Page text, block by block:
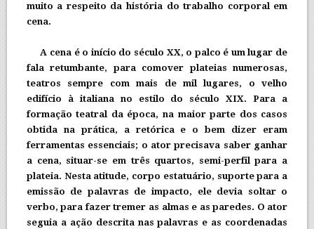
muito a respeito da história do trabalho corporal em
cena.
A cena é o início do século XX, o palco é um lugar de
fala retumbante, para comover plateias numerosas,
teatros sempre com mais de mil lugares, o velho
edifício à italiana no estilo do século XIX. Para a
formação teatral da época, na maior parte dos casos
obtida na prática, a retórica e o bem dizer eram
ferramentas essenciais; o ator precisava saber ganhar
a cena, situar-se em três quartos, semi-perfil para a
plateia. Nesta atitude, corpo estatuário, suporte para a
emissão de palavras de impacto, ele devia soltar o
verbo, para fazer tremer as almas e as paredes. O ator
seguia a ação descrita nas palavras e as coordenadas